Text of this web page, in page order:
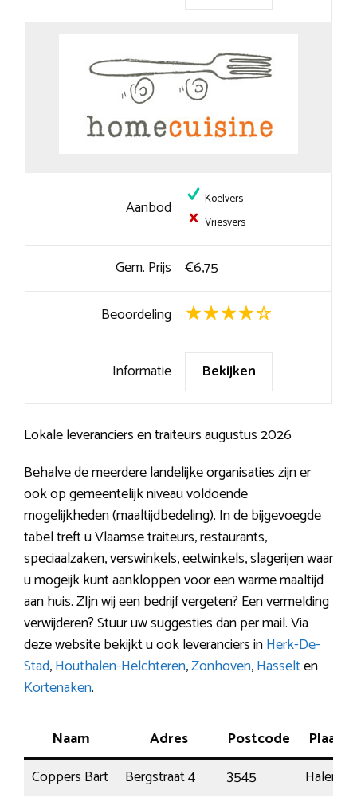
Aanbod
Koelvers
Vriesvers
Gem. Prijs €6,75
Beoordeling
Informatie Bekijken
Lokale leveranciers en traiteurs augustus 2026
Behalve de meerdere landelijke organisaties zijn er
ook op gemeentelijk niveau voldoende
mogelijkheden (maaltijdbedeling). In de bijgevoegde
tabel treft u Vlaamse traiteurs, restaurants,
speciaalzaken, verswinkels, eetwinkels, slagerijen waar
u mogeijk kunt aankloppen voor een warme maaltijd
aan huis. ZIjn wij een bedrijf vergeten? Een vermelding
verwijderen? Stuur uw suggesties dan per mail. Via
deze website bekijkt u ook leveranciers inHerk-De-
Stad,Houthalen-Helchteren,Zonhoven,Hasselten
Kortenaken.
Naam Adres Postcode
Plaats
Coppers Bart
Bergstraat 4 3545
Halen